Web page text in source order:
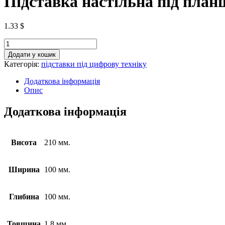
1.33 $
Додати у кошик
Категорія: підставки під цифрову техніку
Додаткова інформація
Опис
Додаткова інформація
Висота 210 мм.
Ширина 100 мм.
Глибина 100 мм.